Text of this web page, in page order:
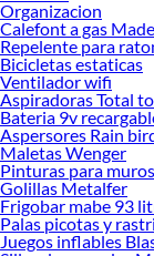
Organizacion
Calefont a gas
Repelente para
Bicicletas estaticas
Ventilador wifi
Aspiradoras Total
Bateria 9v
Aspersores Rain
Maletas Wenger
Pinturas para muros
Golillas Metalfer
Frigobar mabe 93
Palas picotas y
Juegos inflables